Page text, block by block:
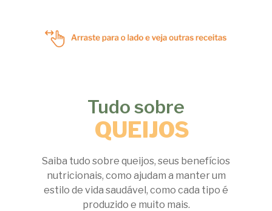
Tudo sobre
QUEIJOS
Saiba tudo sobre queijos, seus benefícios
nutricionais, como ajudam a manter um
estilo de vida saudável, como cada tipo é
produzido e muito mais.